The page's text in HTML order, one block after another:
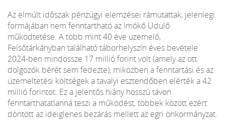
Az elmúlt időszak pénzügyi elemzései rámutattak, jelenlegi
formájában nem fenntartható az Imókő Üdülő
működtetése. A több mint 40 éve üzemelő,
Felsőtárkányban található táborhelyszín éves bevétele
2024-ben mindössze 17 millió forint volt (amely az ott
dolgozók bérét sem fedezte), miközben a fenntartási és az
üzemeltetési költségek a tavalyi esztendőben elérték a 42
millió forintot. Ez a jelentős hiány hosszú távon
fenntarthatatlanná teszi a működést, többek között ezért
döntött az ideiglenes bezárás mellett az egri önkormányzat.